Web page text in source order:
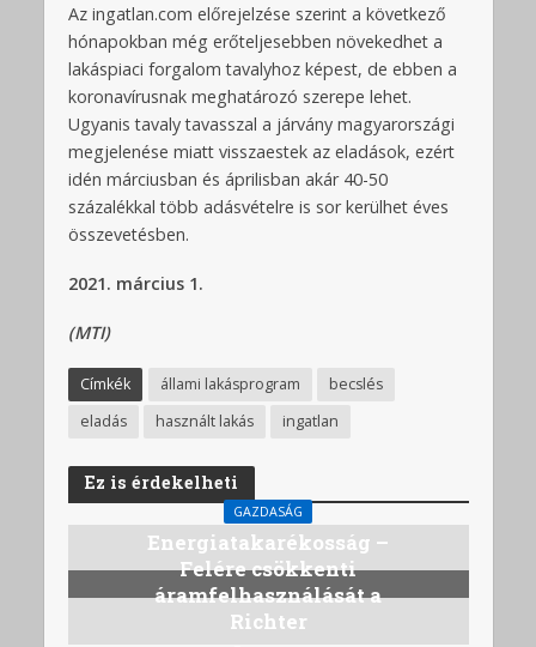
Az ingatlan.com előrejelzése szerint a következő
hónapokban még erőteljesebben növekedhet a
lakáspiaci forgalom tavalyhoz képest, de ebben a
koronavírusnak meghatározó szerepe lehet.
Ugyanis tavaly tavasszal a járvány magyarországi
megjelenése miatt visszaestek az eladások, ezért
idén márciusban és áprilisban akár 40-50
százalékkal több adásvételre is sor kerülhet éves
összevetésben.
2021. március 1.
(MTI)
Címkék állami lakásprogram
becslés
eladás
használt lakás ingatlan
Ez is érdekelheti
GAZDASÁG
Energiatakarékosság –
Felére csökkenti
áramfelhasználását a
Richter